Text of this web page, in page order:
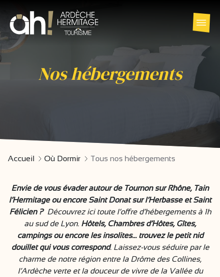
Nos hébergements
Accueil Où Dormir Tous nos hébergements
Envie de vous évader autour de Tournon sur Rhône, Tain
l’Hermitage ou encore Saint Donat sur l’Herbasse et Saint
Félicien ? Découvrez ici toute l’offre d’hébergements à 1h
au sud de Lyon. Hôtels, Chambres d’Hôtes, Gîtes,
campings ou encore les insolites… trouvez le petit nid
douillet qui vous correspond. Laissez-vous séduire par le
charme de notre région entre la Drôme des Collines,
l’Ardèche verte et la douceur de vivre de la Vallée du